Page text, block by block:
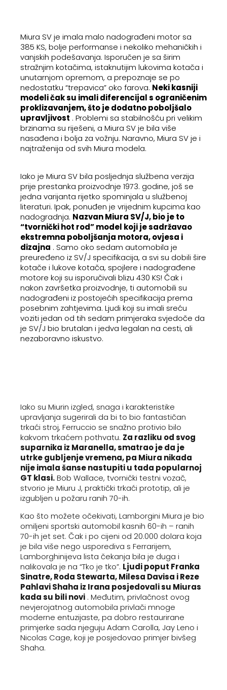
Miura SV je imala malo nadograđeni motor sa
385 KS, bolje performanse i nekoliko mehaničkih i
vanjskih podešavanja. Isporučen je sa širim
stražnjim kotačima, istaknutijim lukovima kotača i
unutarnjom opremom, a prepoznaje se po
nedostatku “trepavica” oko farova. Neki kasniji
modeli čak su imali diferencijal s ograničenim
proklizavanjem, što je dodatno poboljšalo
upravljivost . Problemi sa stabilnošću pri velikim
brzinama su riješeni, a Miura SV je bila više
nasađena i bolja za vožnju. Naravno, Miura SV je i
najtraženija od svih Miura modela.
Iako je Miura SV bila posljednja službena verzija
prije prestanka proizvodnje 1973. godine, još se
jedna varijanta rijetko spominjala u službenoj
literaturi. Ipak, ponuđen je vrijednim kupcima kao
nadogradnja. Nazvan Miura SV/J, bio je to
“tvornički hot rod” model koji je sadržavao
ekstremna poboljšanja motora, ovjesa i
dizajna . Samo oko sedam automobila je
preuređeno iz SV/J specifikacija, a svi su dobili šire
kotače i lukove kotača, spojlere i nadograđene
motore koji su isporučivali blizu 430 KS! Čak i
nakon završetka proizvodnje, ti automobili su
nadograđeni iz postojećih specifikacija prema
posebnim zahtjevima. Ljudi koji su imali sreću
voziti jedan od tih sedam primjeraka svjedoče da
je SV/J bio brutalan i jedva legalan na cesti, ali
nezaboravno iskustvo.
Iako su Miurin izgled, snaga i karakteristike
upravljanja sugerirali da bi to bio fantastičan
trkaći stroj, Ferruccio se snažno protivio bilo
kakvom trkaćem pothvatu. Za razliku od svog
suparnika iz Maranella, smatrao je da je
utrke gubljenje vremena, pa Miura nikada
nije imala šanse nastupiti u tada popularnoj
GT klasi.Bob Wallace, tvornički testni vozač,
stvorio je Miuru J, praktički trkaći prototip, ali je
izgubljen u požaru ranih 70-ih.
Kao što možete očekivati, Lamborgini Miura je bio
omiljeni sportski automobil kasnih 60-ih – ranih
70-ih jet set. Čak i po cijeni od 20.000 dolara koja
je bila više nego usporediva s Ferrarijem,
Lamborghinijeva lista čekanja bila je duga i
nalikovala je na “Tko je tko”. Ljudi poput Franka
Sinatre, Roda Stewarta, Milesa Davisa i Reze
Pahlavi Shaha iz Irana posjedovali su Miuras
kada su bili novi . Međutim, privlačnost ovog
nevjerojatnog automobila privlači mnoge
moderne entuzijaste, pa dobro restaurirane
primjerke sada njeguju Adam Carolla, Jay Leno i
Nicolas Cage, koji je posjedovao primjer bivšeg
Shaha.